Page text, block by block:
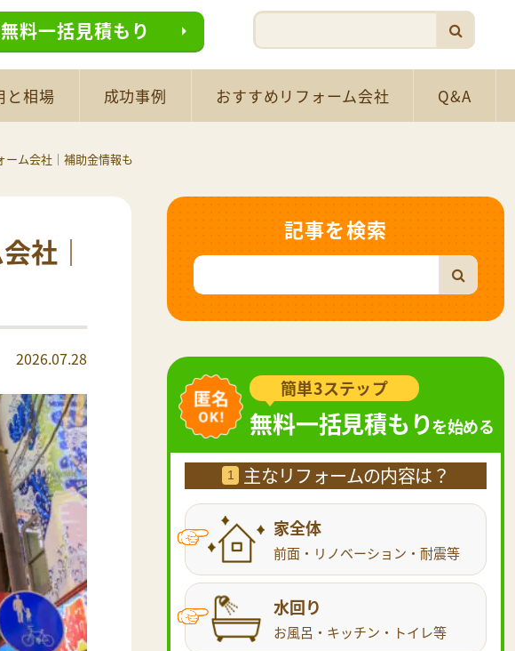
無料一括見積もり
と相場 成功事例 おすすめリフォーム会社 Q&A
ーム会社｜補助金情報も
社｜
2026.07.28
記事を検索
簡単3ステップ
無料一括見積もりを始める
1 主なリフォームの内容は？
家全体
前面・リノベーション・耐震等
水回り
お風呂・キッチン・トイレ等